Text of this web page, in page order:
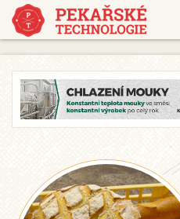
https://www.traditionrolex.com/18